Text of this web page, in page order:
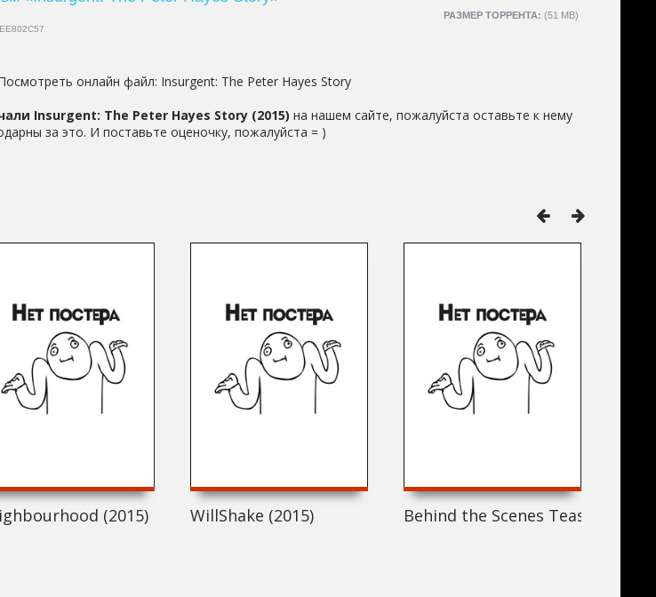
РАЗМЕР ТОРРЕНТА: (51 MB)
онлайн файл: Insurgent: The Peter Hayes Story
Insurgent: The Peter Hayes Story (2015) на нашем сайте, пожалуйста оставьте к нему
за это. И поставьте оценочку, пожалуйста = )
(2015) WillShake (2015) Behind the Scenes Teaser for